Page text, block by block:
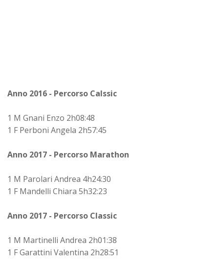
Anno 2016 - Percorso Calssic
1 M Gnani Enzo 2h08:48
1 F Perboni Angela 2h57:45
Anno 2017 - Percorso Marathon
1 M Parolari Andrea 4h24:30
1 F Mandelli Chiara 5h32:23
Anno 2017 - Percorso Classic
1 M Martinelli Andrea 2h01:38
1 F Garattini Valentina 2h28:51